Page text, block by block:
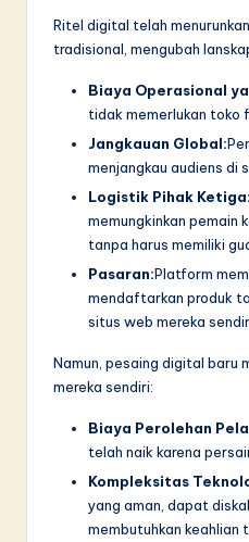
Ritel digital telah
tradisional, mengubah
Biaya Operasional
tidak memerlukan toko
Jangkauan Global:
menjangkau audiens di
Logistik Pihak Ketiga:
memungkinkan pemain
tanpa harus memiliki
Pasaran:Platform
mendaftarkan produk
situs web mereka
Namun, pesaing digital baru
mereka sendiri:
Biaya Perolehan
telah naik karena
Kompleksitas
yang aman, dapat
membutuhkan keahlian